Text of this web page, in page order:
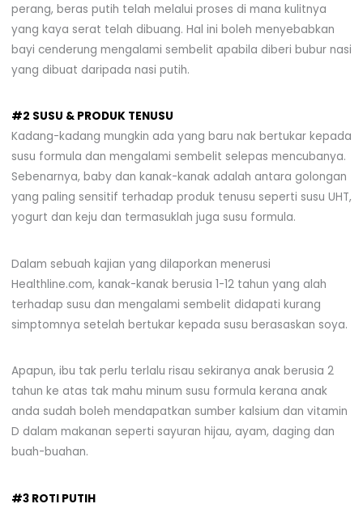
perang, beras putih telah melalui proses di mana kulitnya
yang kaya serat telah dibuang. Hal ini boleh menyebabkan
bayi cenderung mengalami sembelit apabila diberi bubur nasi
yang dibuat daripada nasi putih.
#2 SUSU & PRODUK TENUSU
Kadang-kadang mungkin ada yang baru nak bertukar kepada
susu formula dan mengalami sembelit selepas mencubanya.
Sebenarnya, baby dan kanak-kanak adalah antara golongan
yang paling sensitif terhadap produk tenusu seperti susu UHT,
yogurt dan keju dan termasuklah juga susu formula.
Dalam sebuah kajian yang dilaporkan menerusi
Healthline.com, kanak-kanak berusia 1-12 tahun yang alah
terhadap susu dan mengalami sembelit didapati kurang
simptomnya setelah bertukar kepada susu berasaskan soya.
Apapun, ibu tak perlu terlalu risau sekiranya anak berusia 2
tahun ke atas tak mahu minum susu formula kerana anak
anda sudah boleh mendapatkan sumber kalsium dan vitamin
D dalam makanan seperti sayuran hijau, ayam, daging dan
buah-buahan.
#3 ROTI PUTIH